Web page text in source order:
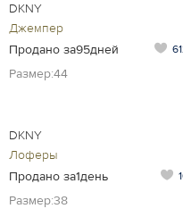
DKNY
Джемпер
Продано за95дней
Размер:44
DKNY
Лоферы
Продано за1день
Размер:38